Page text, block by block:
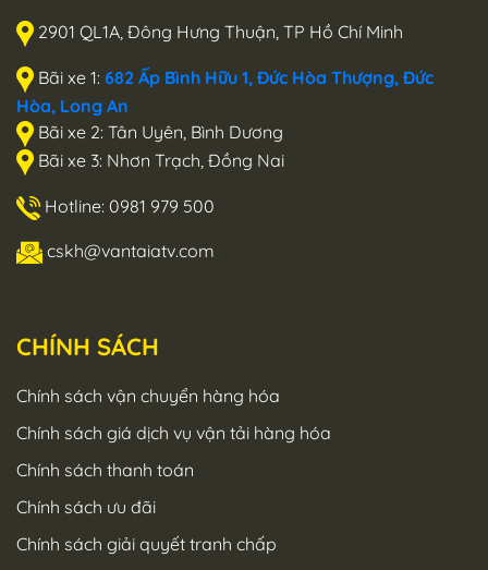
2901 QL1A, Đông Hưng Thuận, TP Hồ Chí Minh
Bãi xe 1: 682 Ấp Bình Hữu 1, Đức Hòa Thượng, Đức
Hòa, Long An
Bãi xe 2: Tân Uyên, Bình Dương
Bãi xe 3: Nhơn Trạch, Đồng Nai
Hotline: 0981 979 500
cskh@vantaiatv.com
CHÍNH SÁCH
Chính sách vận chuyển hàng hóa
Chính sách giá dịch vụ vận tải hàng hóa
Chính sách thanh toán
Chính sách ưu đãi
Chính sách giải quyết tranh chấp